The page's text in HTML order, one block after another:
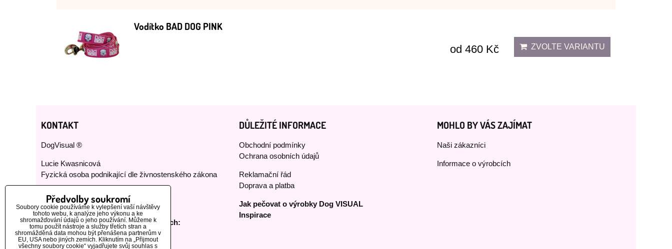
Vodítko BAD DOG PINK
od 460 Kč
ZVOLTE VARIANTU
KONTAKT
DogVisual ®
Lucie Kwasnicová
Fyzická osoba podnikající dle živnostenského zákona
E-mail:
dog-visual@dog-visual.com
Telefon:+420 776 440 464
Sledujte nás na našich sociálních sítích:
DŮLEŽITÉ INFORMACE
Obchodní podmínky
Ochrana osobních údajů
Reklamační řád
Doprava a platba
Jak pečovat o výrobky Dog VISUAL
Inspirace
MOHLO BY VÁS ZAJÍMAT
Naši zákazníci
Informace o výrobcích
Předvolby soukromí
Soubory cookie používáme k vylepšení vaší návštěvy
tohoto webu, k analýze jeho výkonu a ke
shromažďování údajů o jeho používání. Můžeme k
tomu použít nástroje a služby třetích stran a
shromážděná data mohou být přenášena partnerům v
EU, USA nebo jiných zemích. Kliknutím na „Přijmout
všechny soubory cookie“ vyjadřujete svůj souhlas s